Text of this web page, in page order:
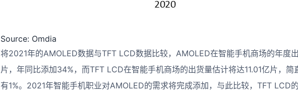
Source: Omdia
将2021年的AMOLED数据与TFT LCD数据比较，AMOLED在智能手机商场的年度
片，年同比添加34%，而TFT LCD在智能手机商场的出货量估计将达11.01亿片，
有1%。2021年智能手机职业对AMOLED的需求将完成添加，与此比较，TFT LCD